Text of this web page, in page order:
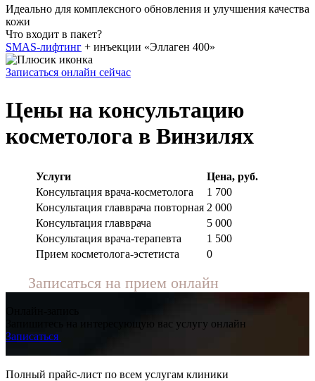
Идеально для комплексного обновления и улучшения качества
кожи
Что входит в пакет?
SMAS-лифтинг + инъекции «Эллаген 400»
Записаться онлайн сейчас
Цены на консультацию
косметолога в Винзилях
Услуги
Цена, руб.
Консультация врача-косметолога
1 700
Консультация главврача повторная 2 000
Консультация главврача
5 000
Консультация врача-терапевта
1 500
Прием косметолога-эстетиста
0
Записаться на прием онлайн
Запишитесь на интересующую вас услугу онлайн
Записаться
Полный прайс-лист по всем услугам клиники